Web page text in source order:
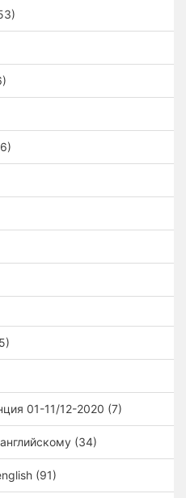
01-11/12-2020 (7)
(34)
(91)